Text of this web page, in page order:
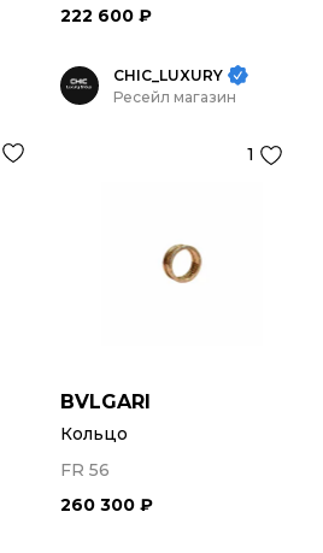
222 600 ₽
CHIC_LUXURY
Ресейл магазин
1
BVLGARI
Кольцо
FR 56
260 300 ₽